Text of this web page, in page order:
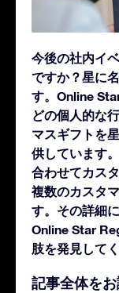
今後の社内イ
ですか？星に
す。Online
どの個人的な
マスギフトを
供しています
合わせてカス
複数のカスタ
す。その詳細
Online Star
肢を発見して
記事全体をお